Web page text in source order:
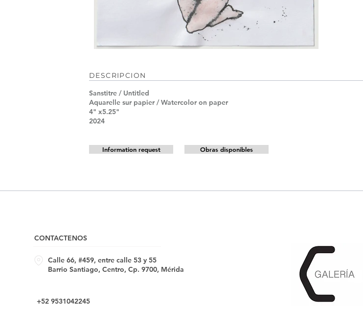
DESCRIPCION
Sanstitre / Untitled
Aquarelle sur papier / Watercolor on paper
4" x5.25"
2024
Information request Obras disponibles
CONTACTENOS
Calle 66, #459, entre calle 53 y 55
Barrio Santiago, Centro, Cp. 9700, Mérida
+52 9531042245